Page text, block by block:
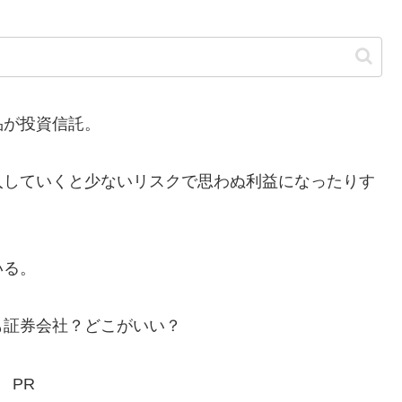
投資信託。
いくと少ないリスクで思わぬ利益になったりす
。
券会社？どこがいい？
PR